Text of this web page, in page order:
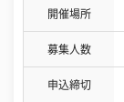
開催場所
募集人数
申込締切